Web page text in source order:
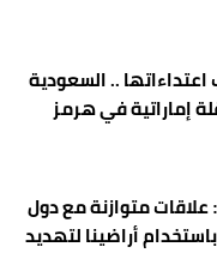
.. السعودية
إماراتية في هرمز
علاقات متوازنة مع دول
أراضينا لتهديد